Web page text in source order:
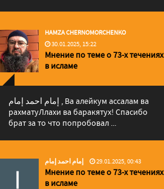
HAMZA CHERNOMORCHENKO
30.01.2025, 15:22
Мнение по теме о 73-х течениях
в исламе
إمام احمد إمام , Ва алейкум ассалам ва
рахматуЛлахи ва баракятух! Спасибо
брат за то что попробовал ...
إمام احمد إمام 29.01.2025, 00:43
Мнение по теме о 73-х течениях
в исламе